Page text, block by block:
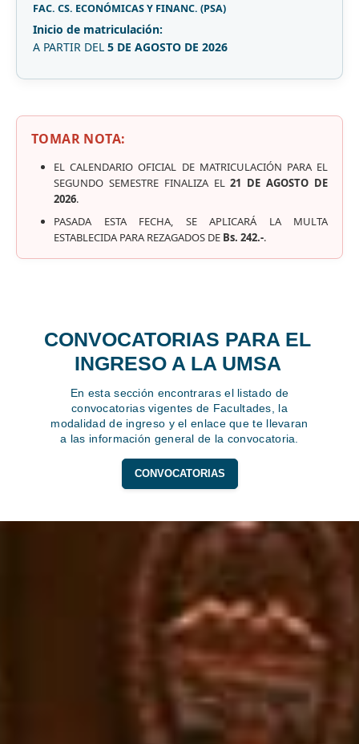
FAC. CS. ECONÓMICAS Y FINANC. (PSA)
Inicio de matriculación:
A PARTIR DEL 5 DE AGOSTO DE 2026
TOMAR NOTA:
EL CALENDARIO OFICIAL DE MATRICULACIÓN PARA EL
SEGUNDO SEMESTRE FINALIZA EL21 DE AGOSTO DE
2026.
PASADA ESTA FECHA, SE APLICARÁ LA MULTA
ESTABLECIDA PARA REZAGADOS DE Bs. 242.-.
CONVOCATORIAS PARA EL
INGRESO A LA UMSA
En esta sección encontraras el listado de
convocatorias vigentes de Facultades, la
modalidad de ingreso y el enlace que te llevaran
a las información general de la convocatoria.
CONVOCATORIAS